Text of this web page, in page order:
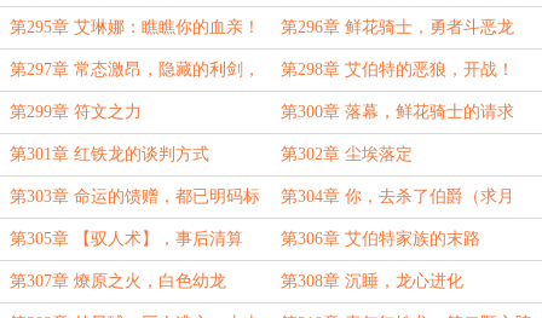
（日万求月票）
第295章 艾琳娜：瞧瞧你的血亲！ 第296章 鲜花骑士，勇者斗恶龙
第297章 常态激昂，隐藏的利剑，
战争
第298章 艾伯特的恶狼，开战！
第299章 符文之力 第300章 落幕，鲜花骑士的请求
（求月票）
第301章 红铁龙的谈判方式 第302章 尘埃落定
第303章 命运的馈赠，都已明码标
价
第304章 你，去杀了伯爵（求月
票）
第305章 【驭人术】，事后清算 第306章 艾伯特家族的末路
第307章 燎原之火，白色幼龙 第308章 沉睡，龙心进化